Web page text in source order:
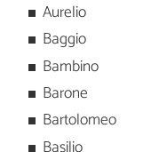
Aurelio
Baggio
Bambino
Barone
Bartolomeo